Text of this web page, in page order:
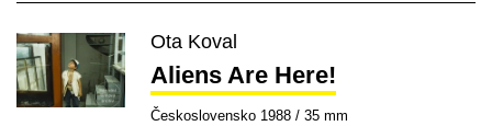
Ota Koval
Aliens Are Here!
Československo 1988 / 35 mm